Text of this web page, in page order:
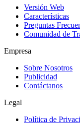
Versión Web
Características
Preguntas
Comunidad de
Empresa
Sobre Nosotros
Publicidad
Contáctanos
Legal
Política de